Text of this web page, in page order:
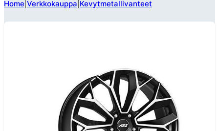
Home Verkkokauppa Kevytmetallivanteet